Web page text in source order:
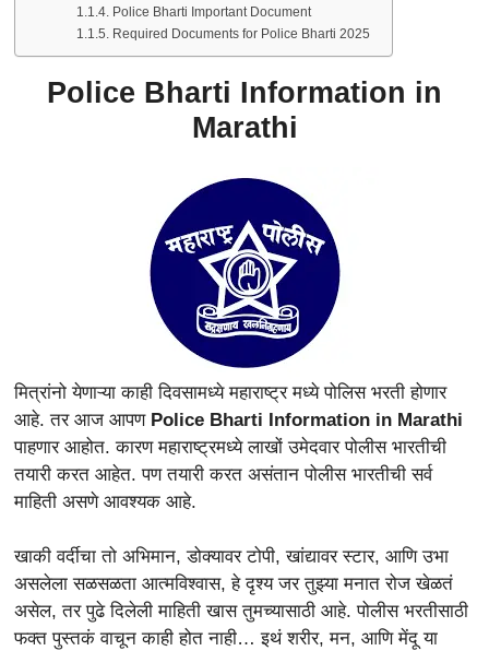
Police Bharti Important Document
Required Documents for Police Bharti 2025
Police Bharti Information in
Marathi
मित्रांनो येणाऱ्या काही दिवसामध्ये महाराष्ट्र मध्ये पोलिस भरती होणार
आहे. तर आज आपण Police Bharti Information in Marathi
पाहणार आहोत. कारण महाराष्ट्रमध्ये लाखों उमेदवार पोलीस भारतीची
तयारी करत आहेत. पण तयारी करत असंतान पोलीस भारतीची सर्व
माहिती असणे आवश्यक आहे.
खाकी वर्दीचा तो अभिमान, डोक्यावर टोपी, खांद्यावर स्टार, आणि उभा
असलेला सळसळता आत्मविश्वास, हे दृश्य जर तुझ्या मनात रोज खेळतं
असेल, तर पुढे दिलेली माहिती खास तुमच्यासाठी आहे. पोलीस भरतीसाठी
फक्त पुस्तकं वाचून काही होत नाही… इथं शरीर, मन, आणि मेंदू या